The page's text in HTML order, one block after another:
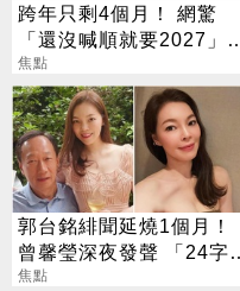
跨年只剩4個月！ 網驚
「還沒喊順就要2027」
這句最狠超恐怖
焦點
郭台銘緋聞延燒1個月！
曾馨瑩深夜發聲 「24字」
吐盡最心繫的事
焦點